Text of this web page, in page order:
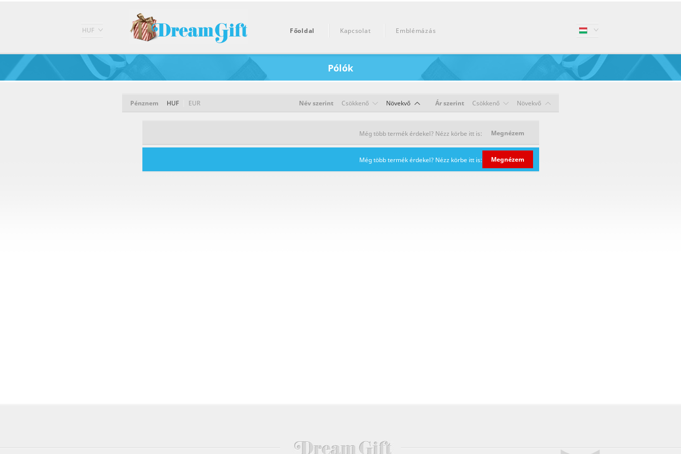
HUF Főoldal Kapcsolat Emblémázás
Pólók
Pénznem HUF EUR Név szerint Csökkenő Növekvő Ár szerint Csökkenő Növekvő
Még több termék érdekel? Nézz körbe itt is: Megnézem
Még több termék érdekel? Nézz körbe itt is: Megnézem